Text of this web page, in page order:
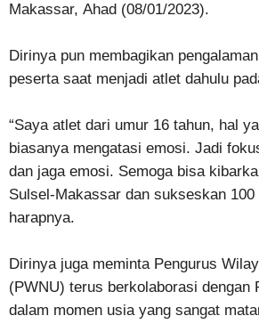
Makassar, Ahad (08/01/2023).
Dirinya pun membagikan
peserta saat menjadi atlet dahulu
“Saya atlet dari umur 16 tahun, hal
biasanya mengatasi emosi. Jadi
dan jaga emosi. Semoga bisa
Sulsel-Makassar dan sukseskan 100
harapnya.
Dirinya juga meminta Pengurus
(PWNU) terus berkolaborasi dengan
dalam momen usia yang sangat